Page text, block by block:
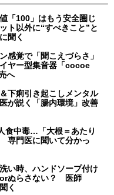
「100」はもう安全圏じ
ト以外に“すべきこと”と
聞く
感覚で「聞こえづらさ」
ヤー型集音器「cocoe
へ
下痢引き起こしメンタル
が説く「腸内環境」改善
食中毒…「大根＝あたり
専門医に聞いて分かっ
い時、ハンドソープ付け
ぬらさない？ 医師
く